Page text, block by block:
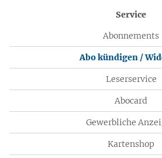
Service
Abonnements
Abo kündigen /
Leserservice
Abocard
Gewerbliche
Kartenshop